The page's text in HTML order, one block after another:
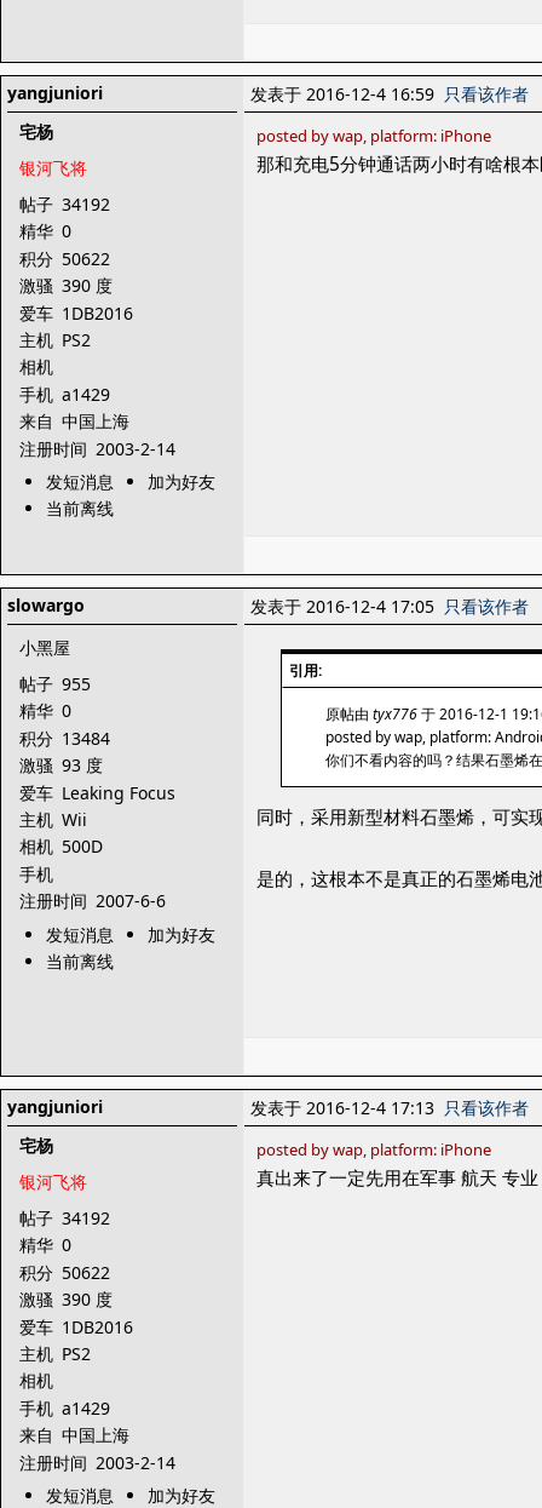
yangjuniori
宅杨
银河飞将
帖子 34192
精华 0
积分 50622
激骚 390 度
爱车 1DB2016
主机 PS2
相机
手机 a1429
来自 中国上海
注册时间 2003-2-14
发短消息
加为好友
当前离线
发表于 2016-12-4 16:59 只看该作者
posted by wap, platform: iPhone
那和充电5分钟通话两小时有啥根
slowargo
小黑屋
帖子 955
精华 0
积分 13484
激骚 93 度
爱车 Leaking Focus
主机 Wii
相机 500D
手机
注册时间 2007-6-6
发短消息
加为好友
当前离线
发表于 2016-12-4 17:05 只看该作者
引用:
原帖由 tyx776于 2016-12-1
posted by wap, platform:
你们不看内容的吗？结果石墨烯
同时，采用新型材料石墨烯，可实
是的，这根本不是真正的石墨烯电
yangjuniori
宅杨
银河飞将
帖子 34192
精华 0
积分 50622
激骚 390 度
爱车 1DB2016
主机 PS2
相机
手机 a1429
来自 中国上海
注册时间 2003-2-14
发短消息
加为好友
发表于 2016-12-4 17:13 只看该作者
posted by wap, platform: iPhone
真出来了一定先用在军事 航天 专业